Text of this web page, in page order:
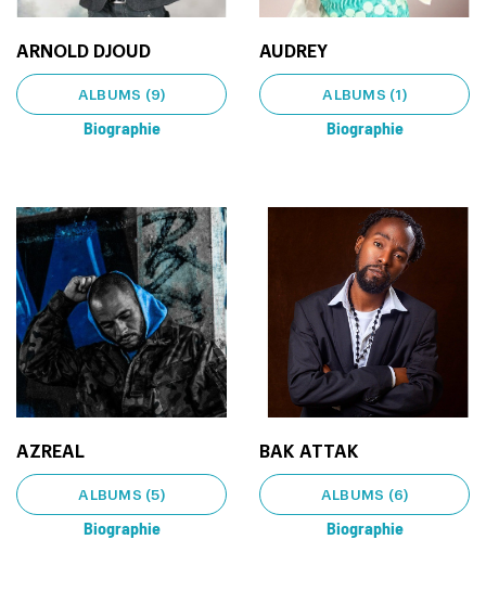
ARNOLD DJOUD
ALBUMS (9)
Biographie
AUDREY
ALBUMS (1)
Biographie
AZREAL
ALBUMS (5)
Biographie
BAK ATTAK
ALBUMS (6)
Biographie